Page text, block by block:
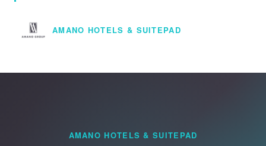
AMANO HOTELS & SUITEPAD
AMANO HOTELS & SUITEPAD